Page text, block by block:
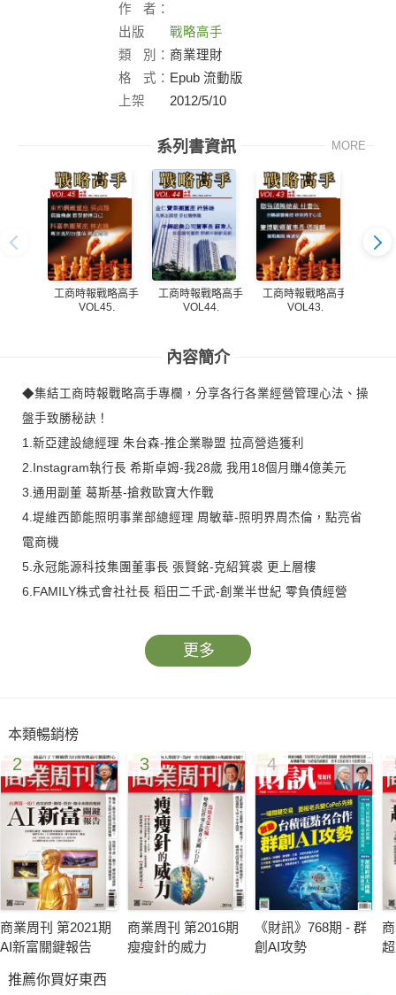
作
者：
出版
社：
戰略高手
類
別： 商業理財
格
式： Epub 流動版
上架
2012/5/10
系列書資訊 MORE
工商時報戰略高手
VOL45.
工商時報戰略高手
VOL44.
工商時報戰略高手
VOL43.
內容簡介
◆集結工商時報戰略高手專欄，分享各行各業經營管理心法、操
盤手致勝秘訣！
1.新亞建設總經理 朱台森-推企業聯盟 拉高營造獲利
2.Instagram執行長 希斯卓姆-我28歲 我用18個月賺4億美元
3.通用副董 葛斯基-搶救歐寶大作戰
4.堤維西節能照明事業部總經理 周敏華-照明界周杰倫，點亮省
電商機
5.永冠能源科技集團董事長 張賢銘-克紹箕裘 更上層樓
6.FAMILY株式會社社長 稻田二千武-創業半世紀 零負債經營
更多
本類暢銷榜
2
商業周刊 第2021期
AI新富關鍵報告
3
商業周刊 第2016期
瘦瘦針的威力
4
《財訊》768期 - 群
創AI攻勢
推薦你買好東西